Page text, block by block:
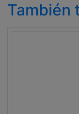
También